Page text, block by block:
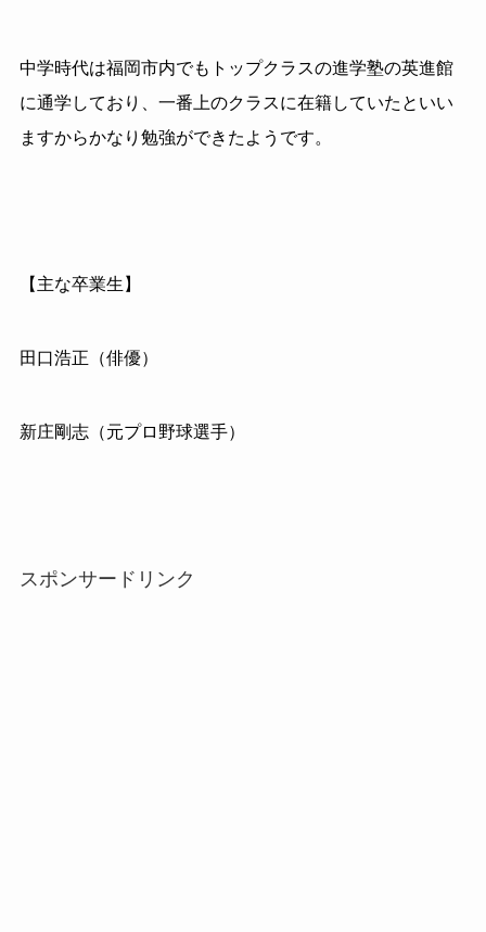
中学時代は福岡市内でもトップクラスの進学塾の英進館
に通学しており、一番上のクラスに在籍していたといい
ますからかなり勉強ができたようです。
【主な卒業生】
田口浩正（俳優）
新庄剛志（元プロ野球選手）
スポンサードリンク